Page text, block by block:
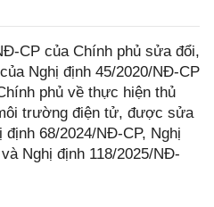
CP của Chính phủ sửa đổi,
Nghị định 45/2020/NĐ-CP
phủ về thực hiện thủ
trường điện tử, được sửa
68/2024/NĐ-CP, Nghị
Nghị định 118/2025/NĐ-